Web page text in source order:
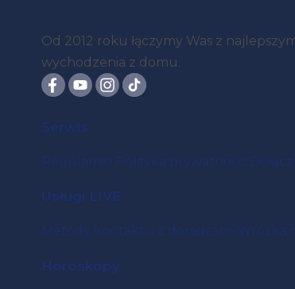
Od 2012 roku łączymy Was z
wychodzenia z domu.
Serwis
Regulamin Polityka prywatności
Usługi LIVE
Metody kontaktu z doradcami Wróżka
Horoskopy